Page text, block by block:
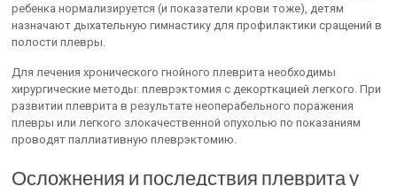
ребенка нормализируется (и показатели крови тоже), детям
назначают дыхательную гимнастику для профилактики сращений в
полости плевры.
Для лечения хронического гнойного плеврита необходимы
хирургические методы: плеврэктомия с декорткацией легкого. При
развитии плеврита в результате неоперабельного поражения
плевры или легкого злокачественной опухолью по показаниям
проводят паллиативную плеврэктомию.
Осложнения и последствия плеврита у